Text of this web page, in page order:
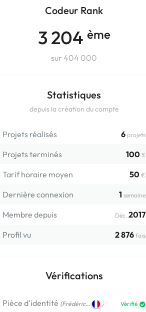
Codeur Rank
3 204 ème
sur 404 000
Statistiques
depuis la création du compte
Projets réalisés 6 projets
Projets terminés 100 %
Tarif horaire moyen 50 €
Dernière connexion 1 semaine
Membre depuis Déc. 2017
Profil vu
2 876 fois
Vérifications
Pièce d’identité (Frédéric… ) Vérifié